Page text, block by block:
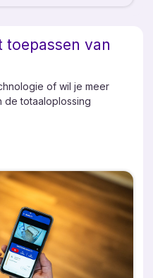
toepassen van
of wil je meer
totaaloplossing